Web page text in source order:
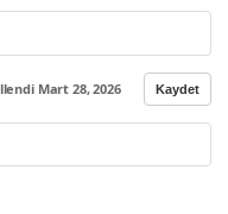
Mart 28, 2026 Kaydet